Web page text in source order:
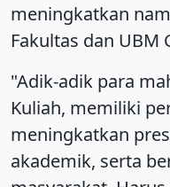
meningkatkan
Fakultas dan UBM
"Adik-adik para
Kuliah, memiliki
meningkatkan
akademik, serta